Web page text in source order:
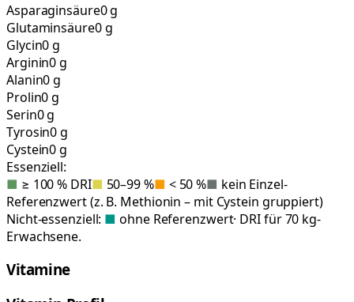
Asparaginsäure0 g
Glutaminsäure0 g
Glycin0 g
Arginin0 g
Alanin0 g
Prolin0 g
Serin0 g
Tyrosin0 g
Cystein0 g
Essenziell:
■ ≥ 100 % DRI■ 50–99 %■ < 50 %■ kein Einzel-
Referenzwert (z. B. Methionin – mit Cystein gruppiert)
Nicht-essenziell: ■ ohne Referenzwert· DRI für 70 kg-
Erwachsene.
Vitamine